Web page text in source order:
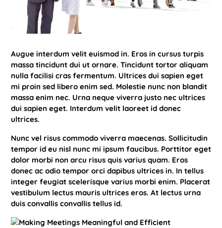
Augue interdum velit euismod in. Eros in cursus turpis
massa tincidunt dui ut ornare. Tincidunt tortor aliquam
nulla facilisi cras fermentum. Ultrices dui sapien eget
mi proin sed libero enim sed. Molestie nunc non blandit
massa enim nec. Urna neque viverra justo nec ultrices
dui sapien eget. Interdum velit laoreet id donec
ultrices.
Nunc vel risus commodo viverra maecenas. Sollicitudin
tempor id eu nisl nunc mi ipsum faucibus. Porttitor eget
dolor morbi non arcu risus quis varius quam. Eros
donec ac odio tempor orci dapibus ultrices in. In tellus
integer feugiat scelerisque varius morbi enim. Placerat
vestibulum lectus mauris ultrices eros. At lectus urna
duis convallis convallis tellus id.